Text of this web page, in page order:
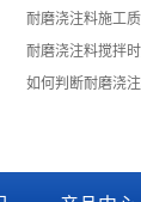
耐磨浇注料施工
耐磨浇注料搅拌
如何判断耐磨浇